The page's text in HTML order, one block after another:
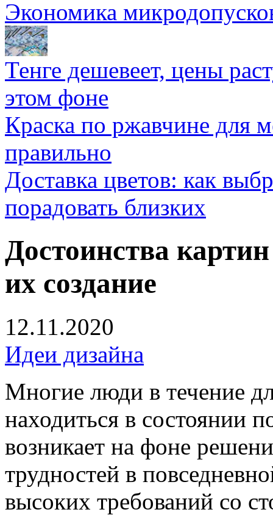
Экономика
Тенге дешевеет, цены
этом фоне
Краска по ржавчине для
правильно
Доставка цветов: как
порадовать близких
Достоинства
их создание
12.11.2020
Идеи дизайна
Многие люди в течение
находиться в состоянии
возникает на фоне
трудностей в
высоких требований со